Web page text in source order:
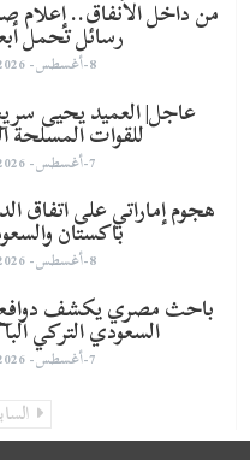
من داخل الأنفاق.. إعلام
رسائل تحمل
8-أغسطس- 2026
عاجل| العميد يحيى
للقوات المسلحة
7-أغسطس- 2026
هجوم إماراتي على اتفاق
باكستان
8-أغسطس- 2026
باحث مصري يكشف
السعودي التركي
7-أغسطس- 2026